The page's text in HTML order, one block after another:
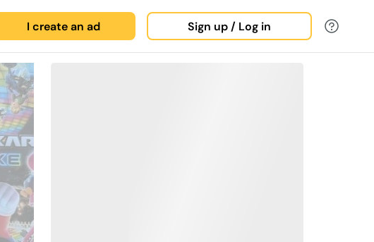
I create an ad Sign up / Log in